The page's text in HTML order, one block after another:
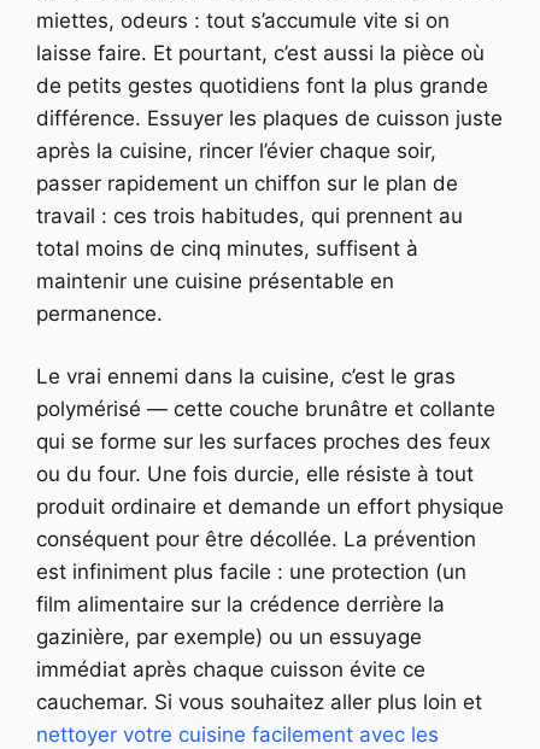
miettes, odeurs : tout s’accumule vite si on
laisse faire. Et pourtant, c’est aussi la pièce où
de petits gestes quotidiens font la plus grande
différence. Essuyer les plaques de cuisson juste
après la cuisine, rincer l’évier chaque soir,
passer rapidement un chiffon sur le plan de
travail : ces trois habitudes, qui prennent au
total moins de cinq minutes, suffisent à
maintenir une cuisine présentable en
permanence.
Le vrai ennemi dans la cuisine, c’est le gras
polymérisé — cette couche brunâtre et collante
qui se forme sur les surfaces proches des feux
ou du four. Une fois durcie, elle résiste à tout
produit ordinaire et demande un effort physique
conséquent pour être décollée. La prévention
est infiniment plus facile : une protection (un
film alimentaire sur la crédence derrière la
gazinière, par exemple) ou un essuyage
immédiat après chaque cuisson évite ce
cauchemar. Si vous souhaitez aller plus loin et
nettoyer votre cuisine facilement avec les